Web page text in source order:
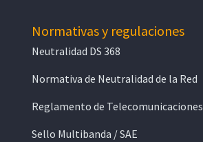
Normativas y regulaciones
Neutralidad DS 368
Normativa de Neutralidad de la Red
Reglamento de Telecomunicaciones
Sello Multibanda / SAE